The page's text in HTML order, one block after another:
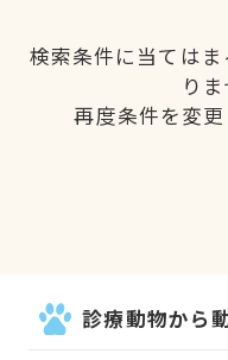
検索条件に当ては
り
再度条件を変更
診療動物から